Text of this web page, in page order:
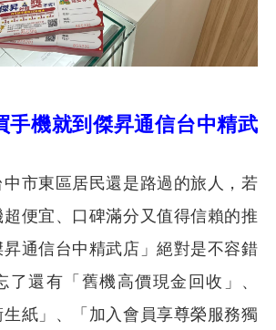
手機就到傑昇通信台中精武
東區居民還是路過的旅人，若
便宜、口碑滿分又值得信賴的推
通信台中精武店」絕對是不容錯
還有「舊機高價現金回收」、
生紙」、「加入會員享尊榮服務獨